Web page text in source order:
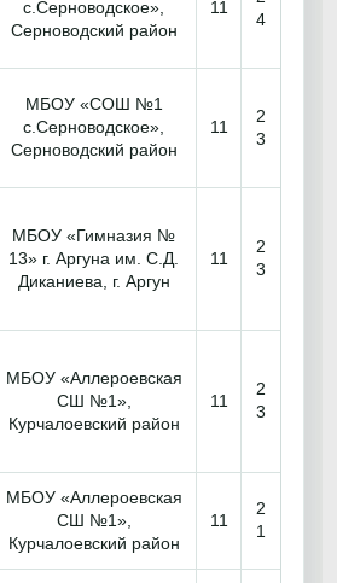
с.Серноводское»,
Серноводский район
11
4
МБОУ «СОШ №1
с.Серноводское»,
Серноводский район
11
2
3
МБОУ «Гимназия №
13» г. Аргуна им. С.Д.
Диканиева, г. Аргун
11
2
3
МБОУ «Аллероевская
СШ №1»,
Курчалоевский район
11
2
3
МБОУ «Аллероевская
СШ №1»,
Курчалоевский район
11
2
1